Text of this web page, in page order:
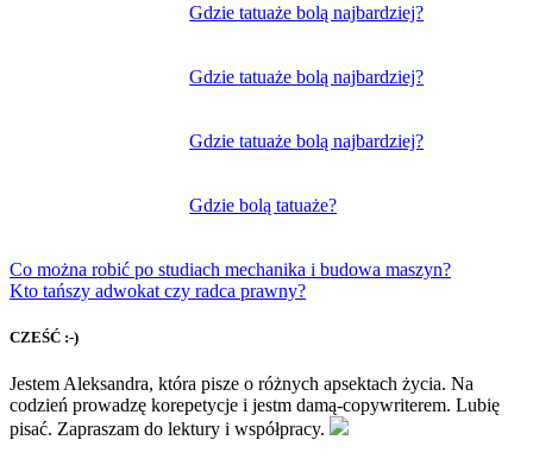
Gdzie tatuaże bolą najbardziej?
Gdzie tatuaże bolą najbardziej?
Gdzie tatuaże bolą najbardziej?
Gdzie bolą tatuaże?
Co można robić po studiach mechanika i budowa maszyn?
Kto tańszy adwokat czy radca prawny?
CZEŚĆ :-)
Jestem Aleksandra, która pisze o różnych apsektach życia. Na
codzień prowadzę korepetycje i jestm damą-copywriterem. Lubię
pisać. Zapraszam do lektury i współpracy.